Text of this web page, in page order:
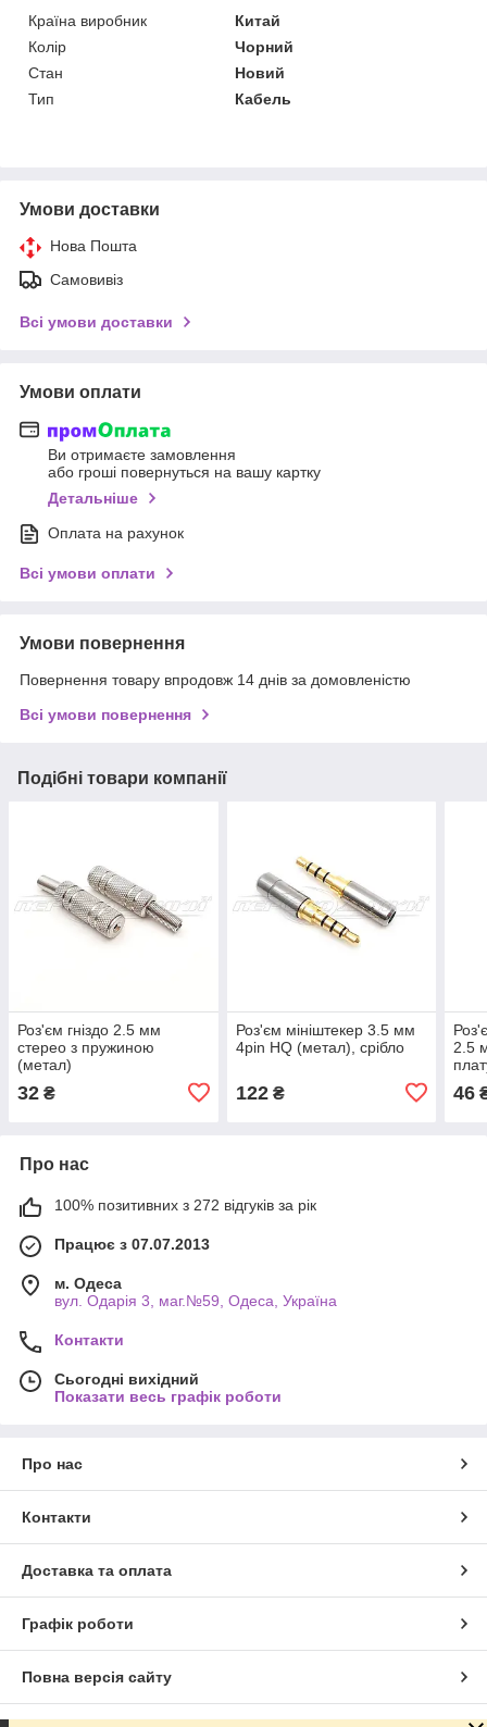
Країна виробник
Китай
Колір
Чорний
Стан
Новий
Тип
Кабель
Умови доставки
Нова Пошта
Самовивіз
Всі умови доставки
Умови оплати
Ви отримаєте замовлення
або гроші повернуться на вашу картку
Детальніше
Оплата на рахунок
Всі умови оплати
Умови повернення
Повернення товару впродовж 14 днів за домовленістю
Всі умови повернення
Подібні товари компанії
Роз'єм гніздо 2.5 мм
стерео з пружиною
(метал)
32 ₴
Роз'єм мініштекер 3.5 мм
4pin HQ (метал), срібло
122₴
2.5
46
Про нас
100% позитивних з 272 відгуків за рік
Працює з 07.07.2013
м. Одеса
вул. Одарiя 3, маг.№59, Одеса, Україна
Контакти
Сьогодні вихідний
Показати весь графік роботи
Про нас
Контакти
Доставка та оплата
Графік роботи
Повна версія сайту